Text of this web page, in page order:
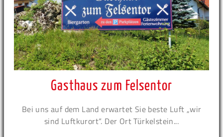
Gasthaus zum Felsentor
Bei uns auf dem Land erwartet Sie beste Luft „wir
sind Luftkurort“. Der Ort Türkelstein...